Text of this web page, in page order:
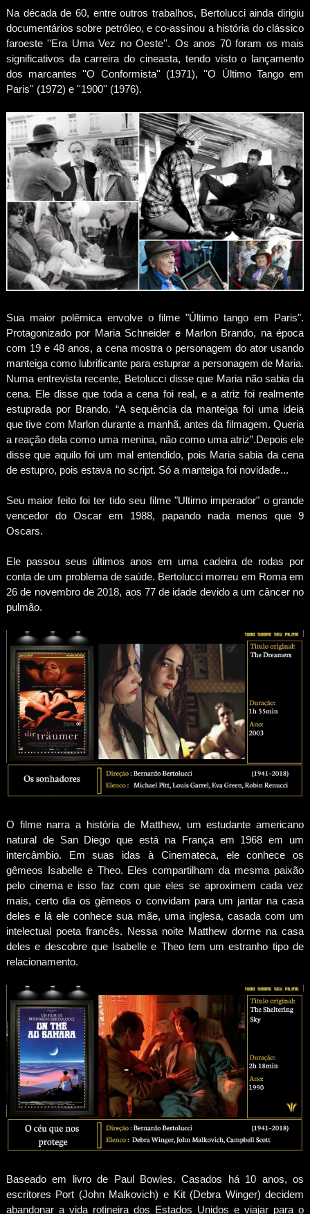
Na década de 60, entre outros trabalhos, Bertolucci ainda dirigiu
documentários sobre petróleo, e co-assinou a história do clássico
faroeste ''Era Uma Vez no Oeste''. Os anos 70 foram os mais
significativos da carreira do cineasta, tendo visto o lançamento
dos marcantes ''O Conformista'' (1971), ''O Último Tango em
Paris'' (1972) e ''1900'' (1976).
Sua maior polêmica envolve o filme "Último tango em Paris".
Protagonizado por Maria Schneider e Marlon Brando, na época
com 19 e 48 anos, a cena mostra o personagem do ator usando
manteiga como lubrificante para estuprar a personagem de Maria.
Numa entrevista recente, Betolucci disse que Maria não sabia da
cena. Ele disse que toda a cena foi real, e a atriz foi realmente
estuprada por Brando. “A sequência da manteiga foi uma ideia
que tive com Marlon durante a manhã, antes da filmagem. Queria
a reação dela como uma menina, não como uma atriz”.Depois ele
disse que aquilo foi um mal entendido, pois Maria sabia da cena
de estupro, pois estava no script. Só a manteiga foi novidade...
Seu maior feito foi ter tido seu filme "Ultimo imperador" o grande
vencedor do Oscar em 1988, papando nada menos que 9
Oscars.
Ele passou seus últimos anos em uma cadeira de rodas por
conta de um problema de saúde. Bertolucci morreu em Roma em
26 de novembro de 2018, aos 77 de idade devido a um câncer no
pulmão.
O filme narra a história de Matthew, um estudante americano
natural de San Diego que está na França em 1968 em um
intercâmbio. Em suas idas à Cinemateca, ele conhece os
gêmeos Isabelle e Theo. Eles compartilham da mesma paixão
pelo cinema e isso faz com que eles se aproximem cada vez
mais, certo dia os gêmeos o convidam para um jantar na casa
deles e lá ele conhece sua mãe, uma inglesa, casada com um
intelectual poeta francês. Nessa noite Matthew dorme na casa
deles e descobre que Isabelle e Theo tem um estranho tipo de
relacionamento.
Baseado em livro de Paul Bowles. Casados há 10 anos, os
escritores Port (John Malkovich) e Kit (Debra Winger) decidem
abandonar a vida rotineira dos Estados Unidos e viajar para o